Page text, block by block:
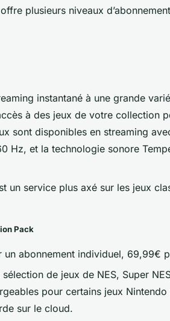
plusieurs niveaux
instantané à une grande
à des jeux de votre collection
sont disponibles en streaming
Hz, et la technologie sonore
un service plus axé sur les jeux
Pack
abonnement individuel, 69,99€
de jeux de NES, Super
pour certains jeux
sur le cloud.